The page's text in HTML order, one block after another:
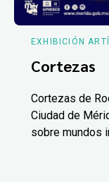
EXHIBICIÓN
Cortezas
Cortezas de
Ciudad de
sobre mundos